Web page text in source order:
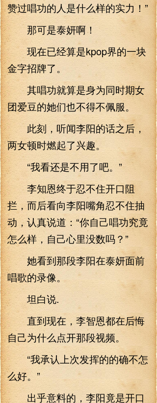
赞过唱功的人是什么样的实力！”
那可是泰妍啊！
现在已经算是kpop界的一块
金字招牌了。
其唱功就算是身为同时期女
团爱豆的她们也不得不佩服。
此刻，听闻李阳的话之后，
两女顿时燃起了兴趣。
“我看还是不用了吧。”
李知恩终于忍不住开口阻
拦，而后看向李阳嘴角忍不住抽
动，认真说道：“你自己唱功究竟
怎么样，自己心里没数吗？”
她看到那段李阳在泰妍面前
唱歌的录像。
坦白说.
直到现在，李智恩都在后悔
自己为什么点开那段视频。
“我承认上次发挥的的确不怎
么好。”
出乎意料的，李阳竟是开口